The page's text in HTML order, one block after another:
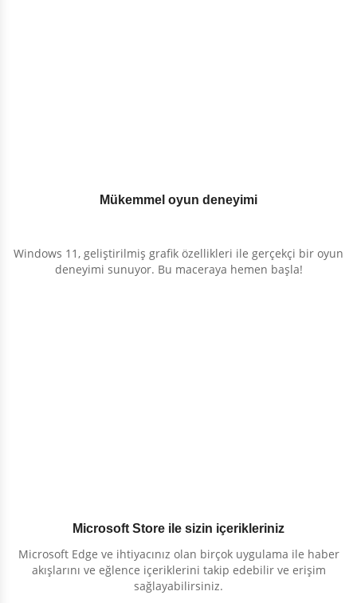
Mükemmel oyun deneyimi
Windows 11, geliştirilmiş grafik özellikleri ile gerçekçi bir oyun
deneyimi sunuyor. Bu maceraya hemen başla!
Microsoft Store ile sizin içerikleriniz
Microsoft Edge ve ihtiyacınız olan birçok uygulama ile haber
akışlarını ve eğlence içeriklerini takip edebilir ve erişim
sağlayabilirsiniz.